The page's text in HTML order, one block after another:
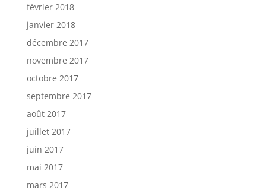
février 2018
janvier 2018
décembre 2017
novembre 2017
octobre 2017
septembre 2017
août 2017
juillet 2017
juin 2017
mai 2017
mars 2017